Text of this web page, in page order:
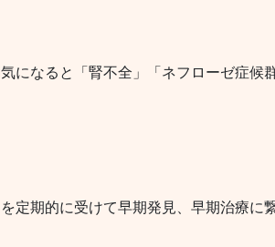
になると「腎不全」「ネフローゼ症候
定期的に受けて早期発見、早期治療に